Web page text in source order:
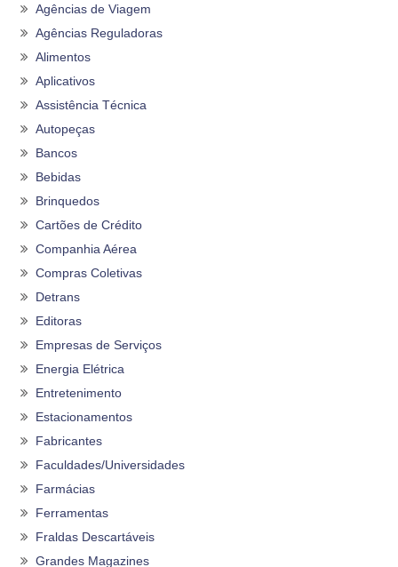
Agências de Viagem
Agências Reguladoras
Alimentos
Aplicativos
Assistência Técnica
Autopeças
Bancos
Bebidas
Brinquedos
Cartões de Crédito
Companhia Aérea
Compras Coletivas
Detrans
Editoras
Empresas de Serviços
Energia Elétrica
Entretenimento
Estacionamentos
Fabricantes
Faculdades/Universidades
Farmácias
Ferramentas
Fraldas Descartáveis
Grandes Magazines